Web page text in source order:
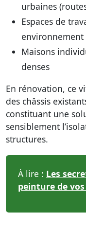
urbaines
Espaces de
environnement
Maisons
denses
En rénovation, ce
des châssis
constituant une
sensiblement
structures.
À lire : Les
peinture de